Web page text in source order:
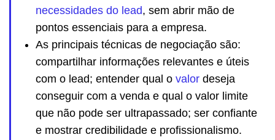
necessidades do lead, sem abrir mão de
pontos essenciais para a empresa.
As principais técnicas de negociação são:
compartilhar informações relevantes e úteis
com o lead; entender qual o valor deseja
conseguir com a venda e qual o valor limite
que não pode ser ultrapassado; ser confiante
e mostrar credibilidade e profissionalismo.